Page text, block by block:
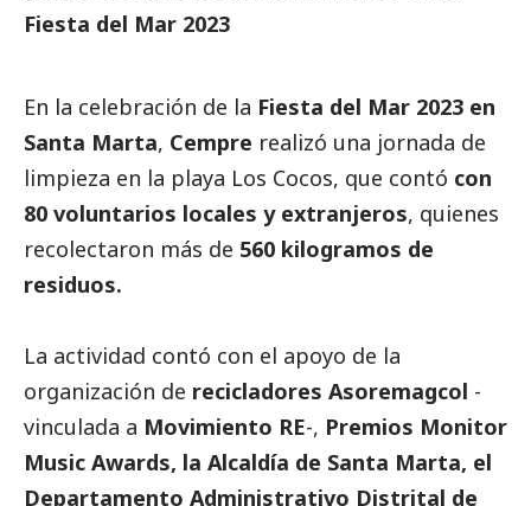
Fiesta del Mar 2023
En la celebración de la Fiesta del Mar 2023 en
Santa Marta, Cempre realizó una jornada de
limpieza en la playa Los Cocos, que contó con
80 voluntarios locales y extranjeros, quienes
recolectaron más de 560 kilogramos de
residuos.
La actividad contó con el apoyo de la
organización de recicladores Asoremagcol -
vinculada a Movimiento RE-, Premios Monitor
Music Awards, la Alcaldía de Santa Marta, el
Departamento Administrativo Distrital de